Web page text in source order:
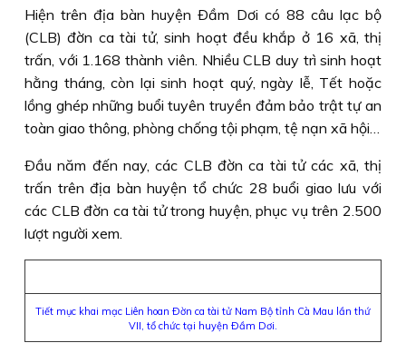
Hiện trên địa bàn huyện Ðầm Dơi có 88 câu lạc bộ
(CLB) đờn ca tài tử, sinh hoạt đều khắp ở 16 xã, thị
trấn, với 1.168 thành viên. Nhiều CLB duy trì sinh hoạt
hằng tháng, còn lại sinh hoạt quý, ngày lễ, Tết hoặc
lồng ghép những buổi tuyên truyền đảm bảo trật tự an
toàn giao thông, phòng chống tội phạm, tệ nạn xã hội…
Ðầu năm đến nay, các CLB đờn ca tài tử các xã, thị
trấn trên địa bàn huyện tổ chức 28 buổi giao lưu với
các CLB đờn ca tài tử trong huyện, phục vụ trên 2.500
lượt người xem.
Tiết mục khai mạc Liên hoan Ðờn ca tài tử Nam Bộ tỉnh Cà Mau lần thứ
VII, tổ chức tại huyện Ðầm Dơi.